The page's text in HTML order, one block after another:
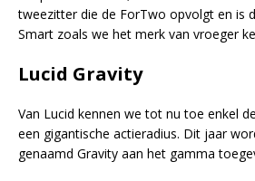
tweezitter die de ForTwo opvolgt en is
Smart zoals we het merk van vroeger
Lucid Gravity
Van Lucid kennen we tot nu toe enkel
een gigantische actieradius. Dit jaar
genaamd Gravity aan het gamma